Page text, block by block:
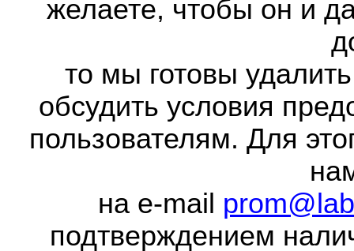
желаете, чтобы он и
то мы готовы
обсудить условия
пользователям. Для
на e-mail
подтверждением